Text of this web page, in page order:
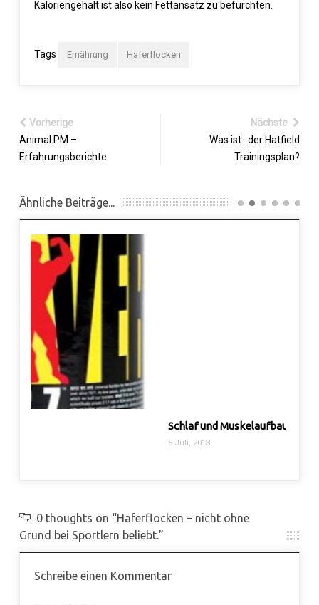
Kaloriengehalt ist also kein Fettansatz zu befürchten.
Tags Ernährung Haferflocken
Vorherige
Animal PM –
Erfahrungsberichte
Nächste
Was ist…der Hatfield
Trainingsplan?
Ähnliche Beiträge...
Schlaf und Muskelaufbau – Diskussion
0 thoughts on “Haferflocken – nicht ohne
Grund bei Sportlern beliebt.”
Schreibe einen Kommentar